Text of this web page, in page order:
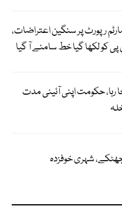
رپورٹ پر سنگین اعتراضات،
کو لکھا گیا خط سامنے آ گیا
رہا، حکومت اپنی آئینی مدت
شہری خوفزدہ